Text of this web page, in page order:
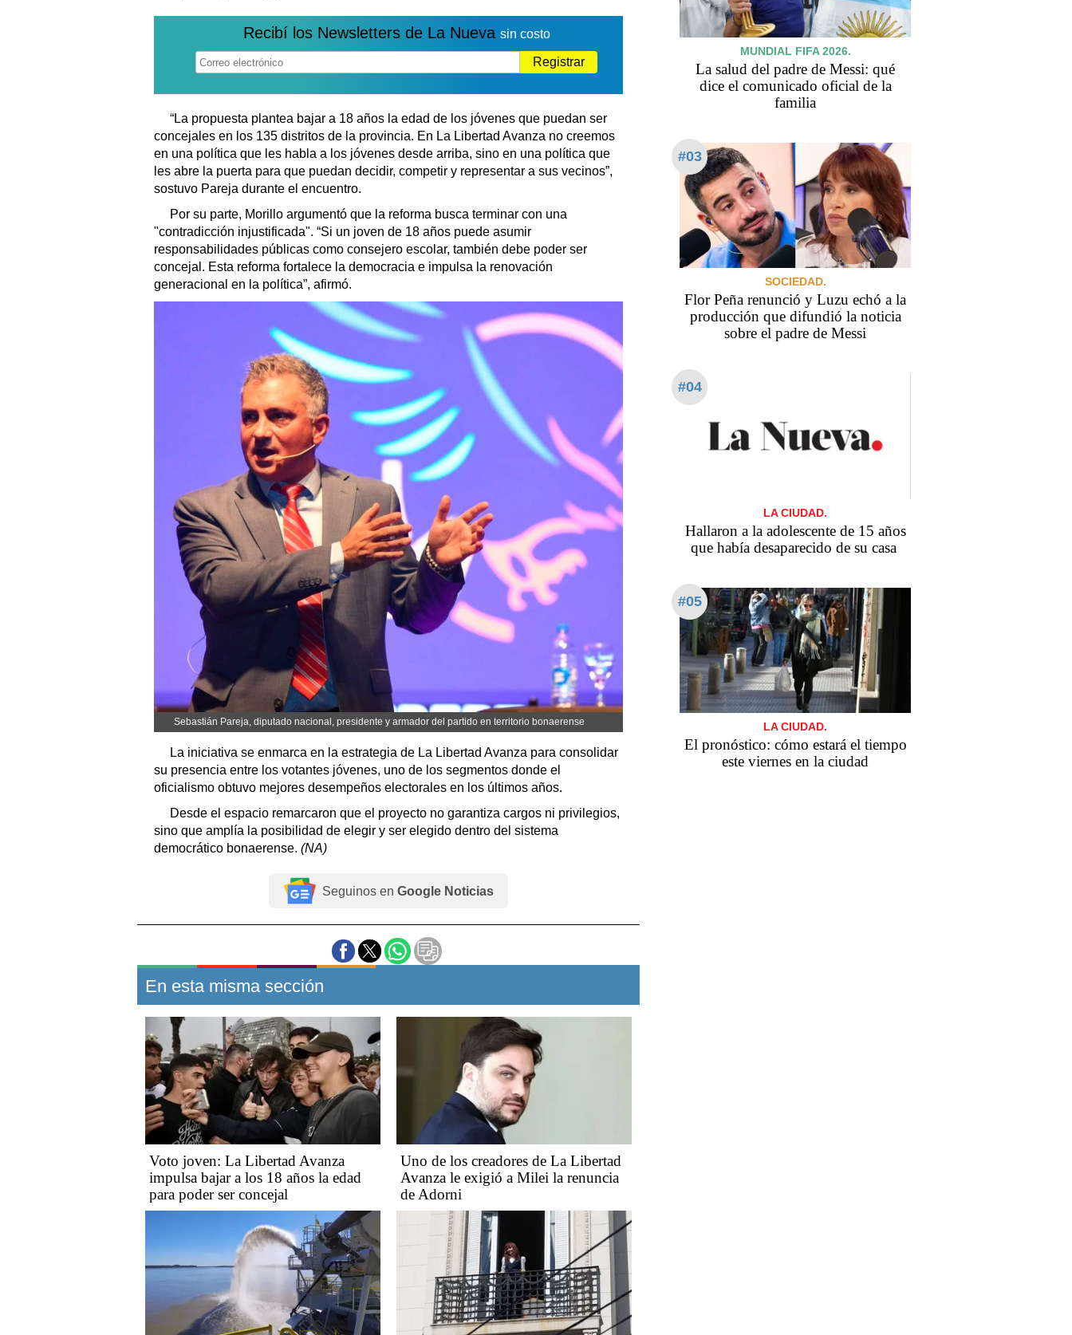
Recibí los Newsletters de La Nueva sin costo
Registrar
“La propuesta plantea bajar a 18 años la edad de los jóvenes que puedan ser
concejales en los 135 distritos de la provincia. En La Libertad Avanza no creemos
en una política que les habla a los jóvenes desde arriba, sino en una política que
les abre la puerta para que puedan decidir, competir y representar a sus vecinos”,
sostuvo Pareja durante el encuentro.
Por su parte, Morillo argumentó que la reforma busca terminar con una
"contradicción injustificada". “Si un joven de 18 años puede asumir
responsabilidades públicas como consejero escolar, también debe poder ser
concejal. Esta reforma fortalece la democracia e impulsa la renovación
generacional en la política”, afirmó.
Sebastián Pareja, diputado nacional, presidente y armador del partido en territorio bonaerense
La iniciativa se enmarca en la estrategia de La Libertad Avanza para consolidar
su presencia entre los votantes jóvenes, uno de los segmentos donde el
oficialismo obtuvo mejores desempeños electorales en los últimos años.
Desde el espacio remarcaron que el proyecto no garantiza cargos ni privilegios,
sino que amplía la posibilidad de elegir y ser elegido dentro del sistema
democrático bonaerense. (NA)
Seguinos en Google Noticias
En esta misma sección
Voto joven: La Libertad Avanza
impulsa bajar a los 18 años la edad
para poder ser concejal
Uno de los creadores de La Libertad
Avanza le exigió a Milei la renuncia
de Adorni
MUNDIAL FIFA 2026.
La salud del padre de Messi: qué
dice el comunicado oficial de la
familia
#03
SOCIEDAD.
Flor Peña renunció y Luzu echó a la
producción que difundió la noticia
sobre el padre de Messi
#04
LA CIUDAD.
Hallaron a la adolescente de 15 años
que había desaparecido de su casa ​​​​​​​
#05
LA CIUDAD.
El pronóstico: cómo estará el tiempo
este viernes en la ciudad